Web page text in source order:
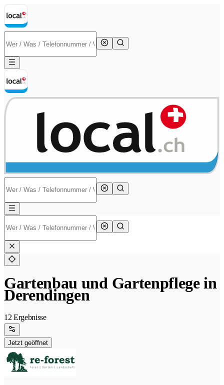
Gartenbau und Gartenpflege in
Derendingen
12 Ergebnisse
Jetzt geöffnet